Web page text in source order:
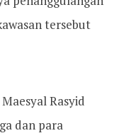
tersebut
Rasyid
dan para